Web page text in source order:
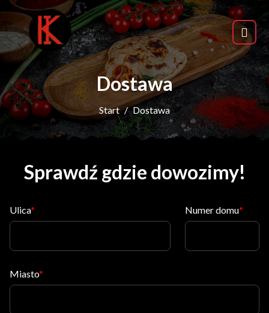
Dostawa
Start Dostawa
Sprawdź gdzie dowozimy!
Ulica Numer domu
Miasto